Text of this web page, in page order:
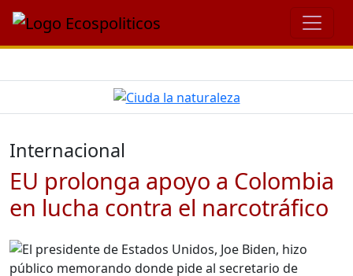
Internacional
EU prolonga apoyo a Colombia
en lucha contra el narcotráfico